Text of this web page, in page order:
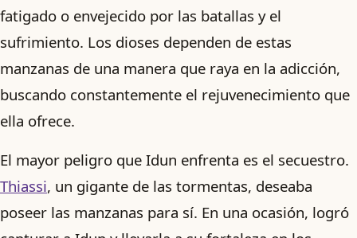
fatigado o envejecido por las batallas y el
sufrimiento. Los dioses dependen de estas
manzanas de una manera que raya en la adicción,
buscando constantemente el rejuvenecimiento que
ella ofrece.
El mayor peligro que Idun enfrenta es el secuestro.
Thiassi, un gigante de las tormentas, deseaba
poseer las manzanas para sí. En una ocasión, logró